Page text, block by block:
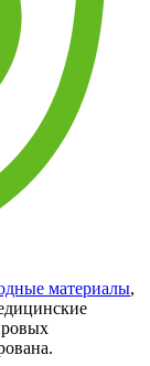
материалы,